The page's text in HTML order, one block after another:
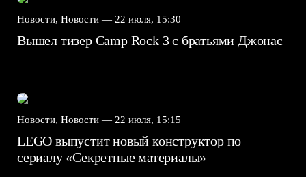
Новости, Новости — 22 июля, 15:30
Вышел тизер Camp Rock 3 с братьями Джонас
Новости, Новости — 22 июля, 15:15
LEGO выпустит новый конструктор по
сериалу «Секретные материалы»